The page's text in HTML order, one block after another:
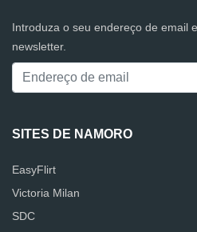
Introduza o seu endereço de email
newsletter.
SITES DE NAMORO
EasyFlirt
Victoria Milan
SDC